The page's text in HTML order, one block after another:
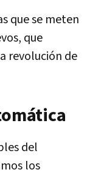
que se meten
que
revolución de
del
los